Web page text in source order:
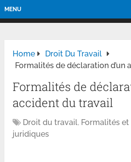
MENU
Home
Droit Du Travail
Formalités de déclaration d’un
Formalités de
accident du travail
Droit du travail, Formalités
juridiques